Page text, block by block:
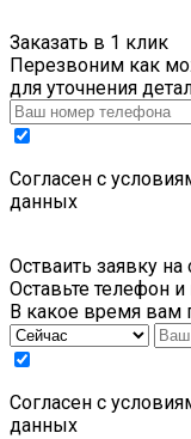
Заказать в 1 клик
Перезвоним как
для уточнения
Cогласен с
данных
Остваить заявку на
Оставьте телефон
В какое время вам
Cогласен с
данных